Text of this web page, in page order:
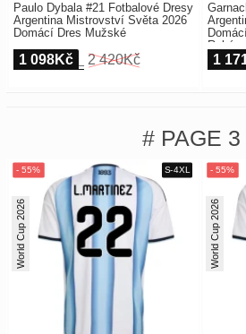
Paulo Dybala #21 Fotbalové Dresy
Argentina Mistrovství Světa 2026
Domácí Dres Mužské
1 098Kč 2 420Kč
Rukáv
1
# PAGE 3
World Cup 2026 World Cup 2026